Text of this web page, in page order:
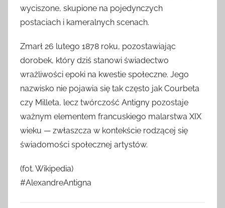
wyciszone, skupione na pojedynczych
postaciach i kameralnych scenach.
Zmarł 26 lutego 1878 roku, pozostawiając
dorobek, który dziś stanowi świadectwo
wrażliwości epoki na kwestie społeczne. Jego
nazwisko nie pojawia się tak często jak Courbeta
czy Milleta, lecz twórczość Antigny pozostaje
ważnym elementem francuskiego malarstwa XIX
wieku — zwłaszcza w kontekście rodzącej się
świadomości społecznej artystów.
(fot. Wikipedia)
#AlexandreAntigna